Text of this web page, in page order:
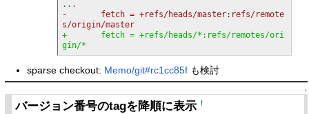
-       fetch = +refs/heads/master:refs/remote
s/origin/master
+       fetch = +refs/heads/*:refs/remotes/ori
gin/*
sparse checkout: Memo/git#rc1cc85f も検討
↑
バージョン番号のtagを降順に表示†